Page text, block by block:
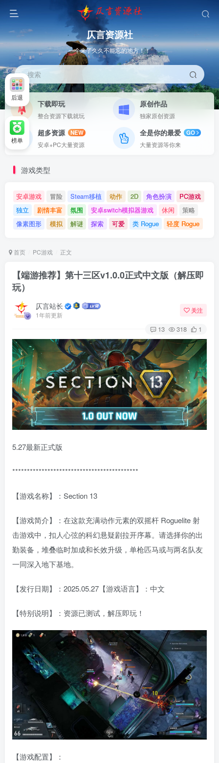
仄言资源社
一个来了久久不能忘的地方！！
搜索
下载即玩
整合资源下载就玩
原创作品
独家原创资源
超多资源
NEW
安卓+PC大量资源
全是你的最爱
GO
大量资源等你来
游戏类型
安卓游戏 冒险 Steam移植 动作 2D 角色扮演
PC游戏
独立
剧情丰富 氛围 安卓switch模拟器游戏 休闲
策略
像素图形
模拟 解谜 探索 可爱 类 Rogue 轻度 Rogue
首页 PC游戏 正文
【端游推荐】第十三区v1.0.0正式中文版（解压即
玩）
仄言站长
1年前更新
关注
13 318 1
5.27最新正式版
*******************************************
【游戏名称】：Section 13
【游戏简介】：在这款充满动作元素的双摇杆 Roguelite 射
击游戏中，扣人心弦的科幻悬疑剧拉开序幕。请选择你的出
勤装备，堆叠临时加成和长效升级，单枪匹马或与两名队友
一同深入地下基地。
【发行日期】：2025.05.27【游戏语言】：中文
【特别说明】：资源已测试，解压即玩！
【游戏配置】：
后退
榜单